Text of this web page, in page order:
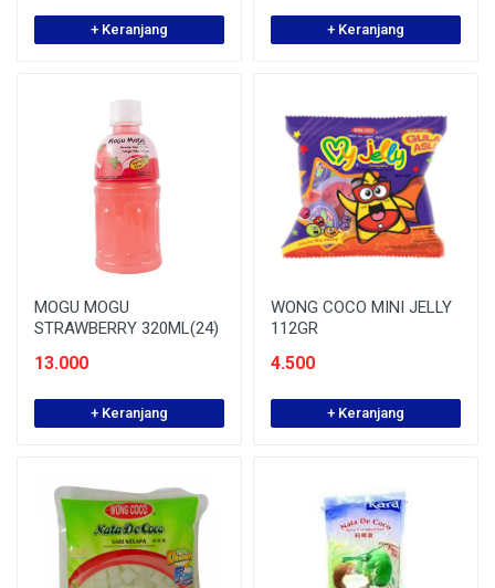
+ Keranjang + Keranjang
MOGU MOGU
STRAWBERRY 320ML(24)
13.000
+ Keranjang
WONG COCO MINI JELLY
112GR
4.500
+ Keranjang